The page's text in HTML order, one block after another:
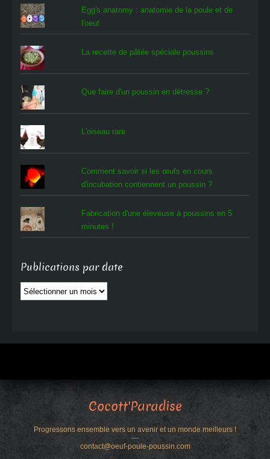
Egg's anatomy : anatomie de la poule et de
l'oeuf
La recette de pâtée spéciale poussins
Que faire d'un poussin en détresse ?
L'oiseau rare
Comment savoir si les œufs en cours
d'incubation contiennent un poussin ?
Fabrication d'une éleveuse à poussins en 5
minutes !
Publications par date
Publications
par
Cocott'Paradise
Progressons ensemble vers un avenir et un monde meilleurs !
---
contact@oeuf-poule-poussin.com